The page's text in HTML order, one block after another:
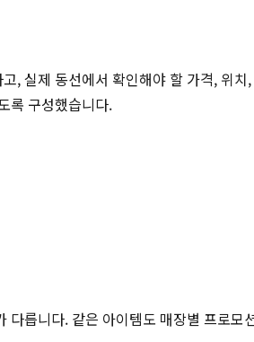
, 실제 동선에서 확인해야 할 가격, 위
록 구성했습니다.
릅니다. 같은 아이템도 매장별 프로